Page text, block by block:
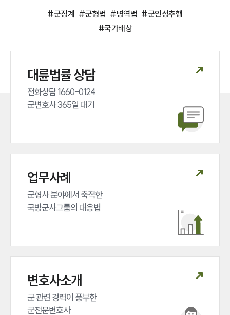
#군징계 #군형법 #병역법 #군인성추행
#국가배상
대륜법률 상담
전화상담 1660-0124
군변호사 365일 대기
업무사례
군형사 분야에서 축적한
국방군사그룹의 대응법
변호사소개
군 관련 경력이 풍부한
군전문변호사